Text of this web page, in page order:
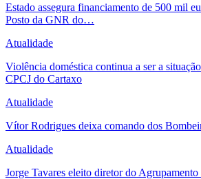
Estado assegura financiamento de 500 mil
Posto da GNR do…
Atualidade
Violência doméstica continua a ser a
CPCJ do Cartaxo
Atualidade
Vítor Rodrigues deixa comando dos
Atualidade
Jorge Tavares eleito diretor do